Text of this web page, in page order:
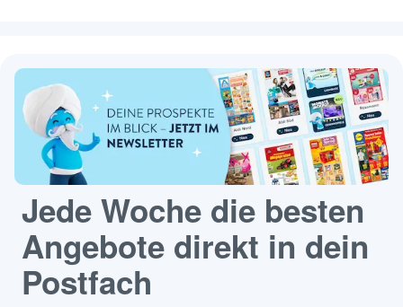
Jede Woche die besten
Angebote direkt in dein
Postfach